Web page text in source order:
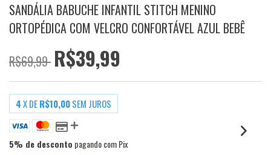
SANDÁLIA BABUCHE INFANTIL STITCH MENINO
ORTOPÉDICA COM VELCRO CONFORTÁVEL AZUL BEBÊ
R$69,99 R$39,99
4X DER$10,00SEM JUROS
5% de desconto pagando com Pix